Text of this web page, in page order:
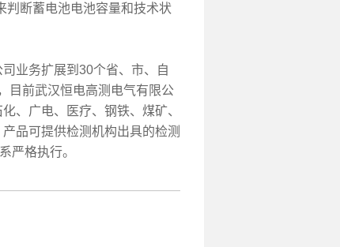
判断蓄电池电池容量和技术状
业务扩展到30个省、市、自
目前武汉恒电高测电气有限公
、广电、医疗、钢铁、煤矿、
产品可提供检测机构出具的检测
严格执行。